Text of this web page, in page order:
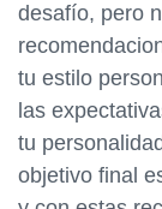
desafío, pero
tu estilo
las
tu
objetivo final